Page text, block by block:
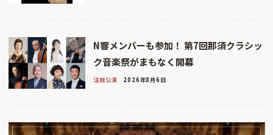
N響メンバーも参加！ 第7回那須クラシッ
ク音楽祭がまもなく開幕
注目公演 2026年8月6日